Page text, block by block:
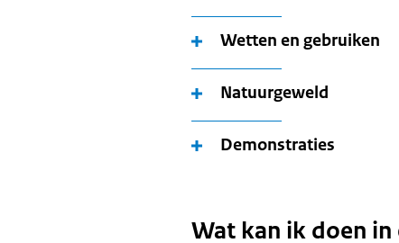
Wetten en gebruiken
Natuurgeweld
Demonstraties
Wat kan ik doen